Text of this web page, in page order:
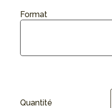
Format
Quantité